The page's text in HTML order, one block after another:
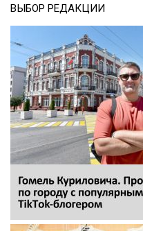
ВЫБОР РЕДАКЦИИ